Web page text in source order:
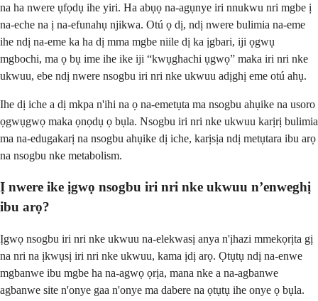
na ha nwere ụfọdụ ihe yiri. Ha abụọ na-agụnye iri nnukwu nri mgbe ị
na-eche na ị na-efunahụ njikwa. Otú ọ dị, ndị nwere bulimia na-eme
ihe ndị na-eme ka ha dị mma mgbe niile dị ka ịgbari, iji ọgwụ
mgbochi, ma ọ bụ ime ihe ike iji “kwụghachi ụgwọ” maka iri nri nke
ukwuu, ebe ndị nwere nsogbu iri nri nke ukwuu adịghị eme otú ahụ.
Ihe dị iche a dị mkpa n'ihi na ọ na-emetụta ma nsogbu ahụike na usoro
ọgwụgwọ maka ọnọdụ ọ bụla. Nsogbu iri nri nke ukwuu karịrị bulimia
ma na-edugakarị na nsogbu ahụike dị iche, karịsịa ndị metụtara ibu arọ
na nsogbu nke metabolism.
Ị nwere ike ịgwọ nsogbu iri nri nke ukwuu n’enweghị
ibu arọ?
Ịgwọ nsogbu iri nri nke ukwuu na-elekwasị anya n'ịhazi mmekọrịta gị
na nri na ịkwụsị iri nri nke ukwuu, kama ịdị arọ. Ọtụtụ ndị na-enwe
mgbanwe ibu mgbe ha na-agwọ ọrịa, mana nke a na-agbanwe
agbanwe site n'onye gaa n'onye ma dabere na ọtụtụ ihe onye ọ bụla.